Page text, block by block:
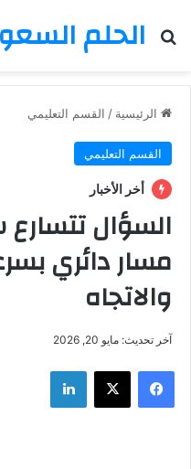
الحلم
بحث عن
الرئيسية / القسم التعليمي
القسم التعليمي
أخر الأخبار
السؤال
مسار دائري
والاتجاه
آخر تحديث: مايو 20, 2026
فيسبوك ‫X لينكدإن